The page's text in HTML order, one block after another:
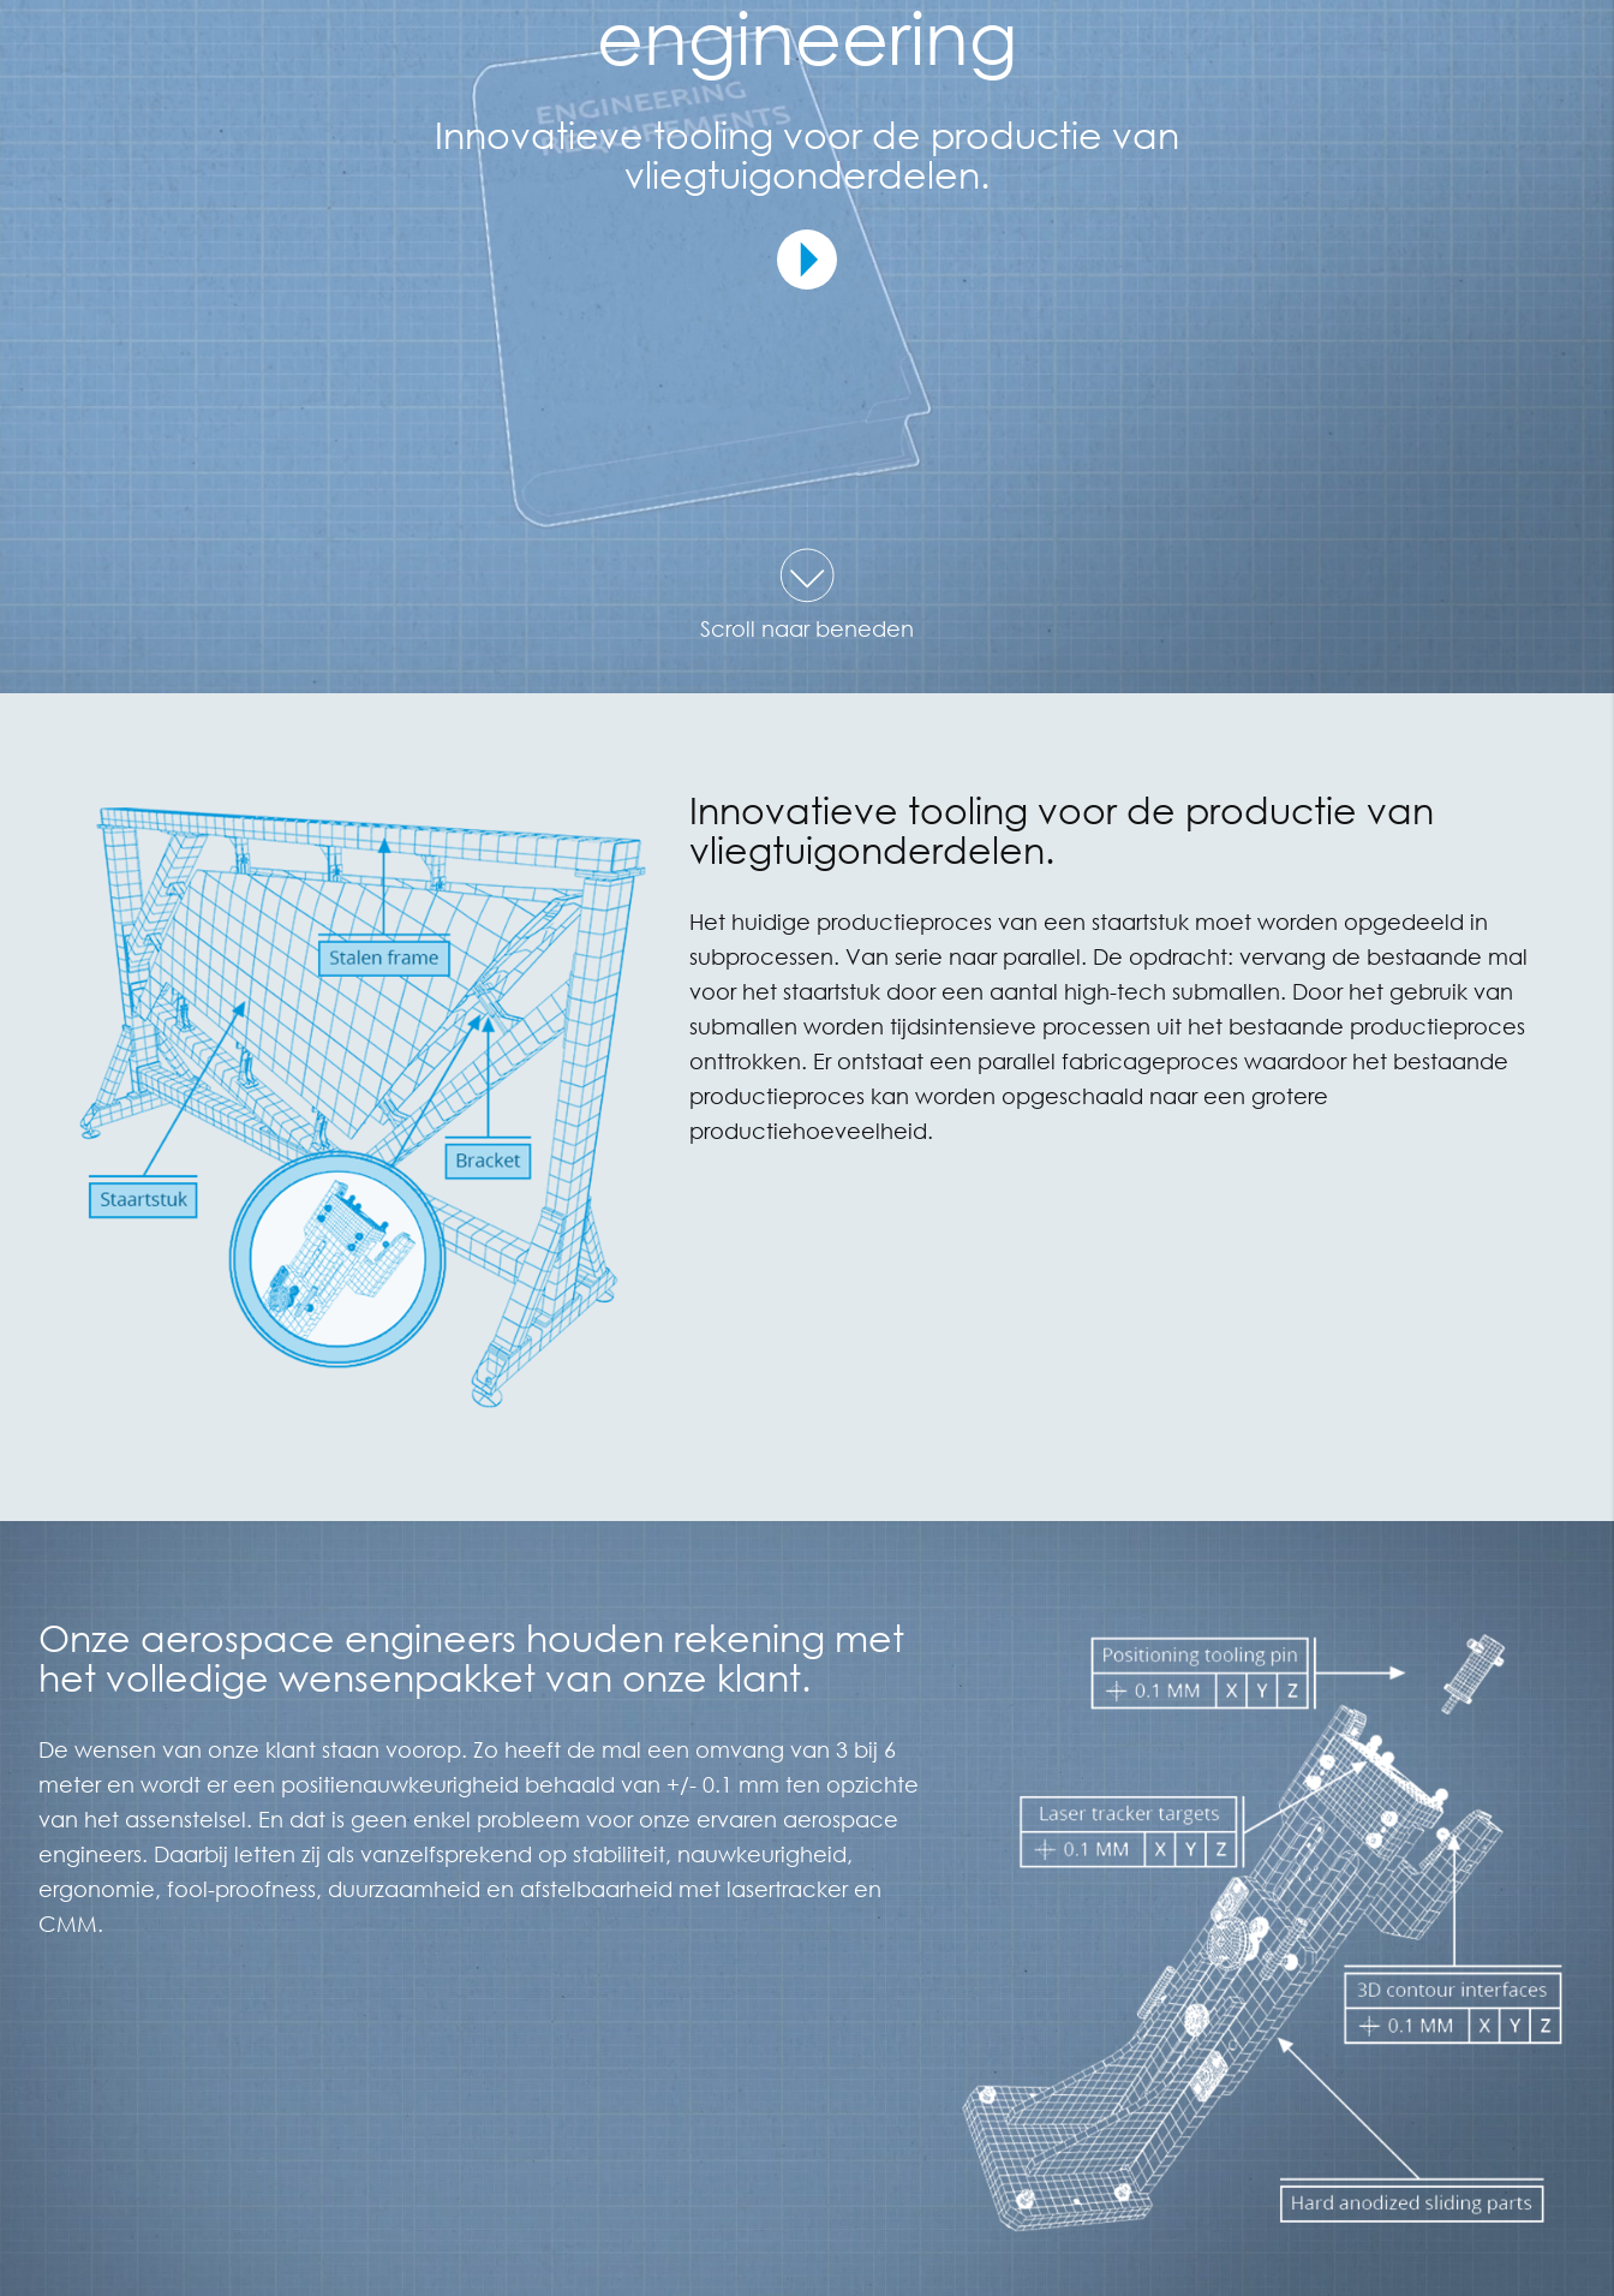
engineering
Innovatieve tooling voor de productie van
vliegtuigonderdelen.
Scroll naar beneden
Innovatieve tooling voor de productie van
vliegtuigonderdelen.
Het huidige productieproces van een staartstuk moet worden opgedeeld in
subprocessen. Van serie naar parallel. De opdracht: vervang de bestaande mal
voor het staartstuk door een aantal high-tech submallen. Door het gebruik van
submallen worden tijdsintensieve processen uit het bestaande productieproces
onttrokken. Er ontstaat een parallel fabricageproces waardoor het bestaande
productieproces kan worden opgeschaald naar een grotere
productiehoeveelheid.
Onze aerospace engineers houden rekening met
het volledige wensenpakket van onze klant.
De wensen van onze klant staan voorop. Zo heeft de mal een omvang van 3 bij 6
meter en wordt er een positienauwkeurigheid behaald van +/- 0.1 mm ten opzichte
van het assenstelsel. En dat is geen enkel probleem voor onze ervaren aerospace
engineers. Daarbij letten zij als vanzelfsprekend op stabiliteit, nauwkeurigheid,
ergonomie, fool-proofness, duurzaamheid en afstelbaarheid met lasertracker en
CMM.